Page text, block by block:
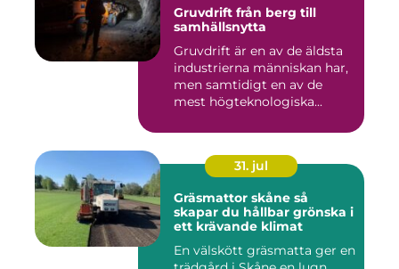
Gruvdrift från berg till
samhällsnytta
Gruvdrift är en av de äldsta
industrierna människan har,
men samtidigt en av de
mest högteknologiska...
31. jul
Gräsmattor skåne så
skapar du hållbar grönska i
ett krävande klimat
En välskött gräsmatta ger en